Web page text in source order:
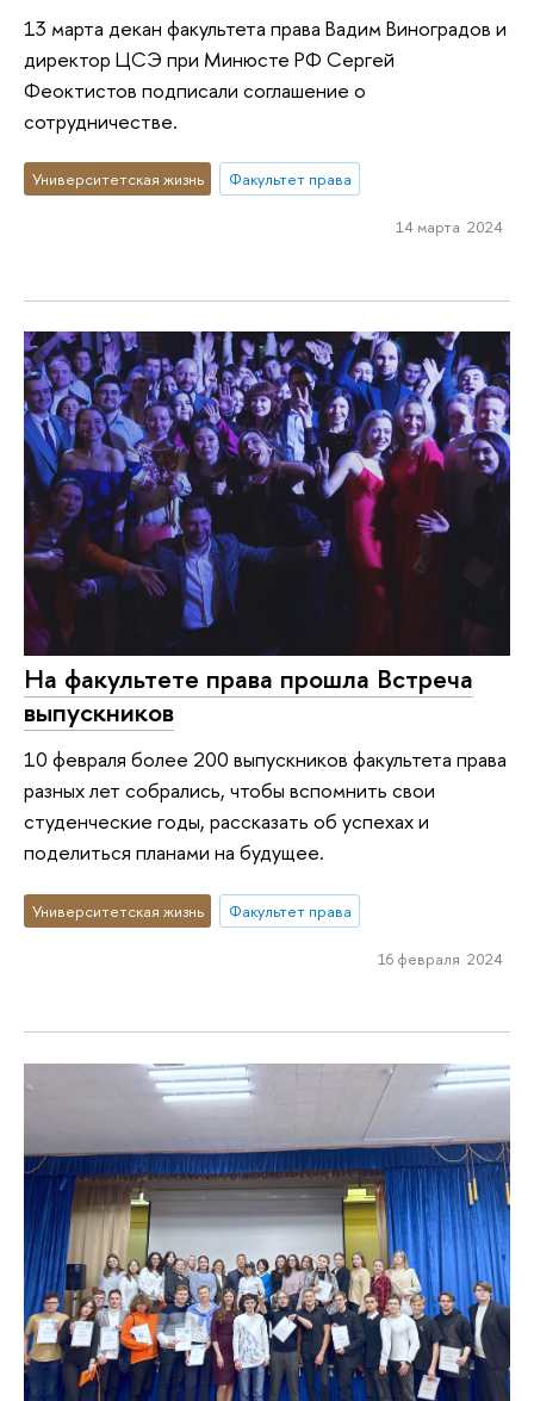
13 марта декан факультета права Вадим Виноградов и
директор ЦСЭ при Минюсте РФ Сергей
Феоктистов подписали соглашение о
сотрудничестве.
Университетская жизнь Факультет права
14 марта 2024
На факультете права прошла Встреча
выпускников
10 февраля более 200 выпускников факультета права
разных лет собрались, чтобы вспомнить свои
студенческие годы, рассказать об успехах и
поделиться планами на будущее.
Университетская жизнь Факультет права
16 февраля 2024